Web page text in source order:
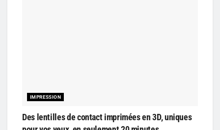
IMPRESSION
Des lentilles de contact imprimées en 3D, uniques